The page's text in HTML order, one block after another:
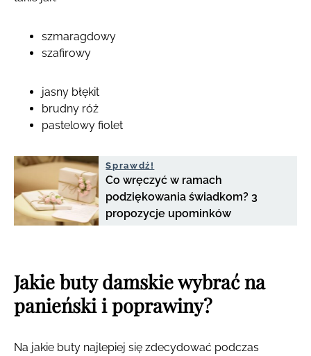
szmaragdowy
szafirowy
jasny błękit
brudny róż
pastelowy fiolet
Sprawdź!
Co wręczyć w ramach
podziękowania świadkom? 3
propozycje upominków
Jakie buty damskie wybrać na
panieński i poprawiny?
Na jakie buty najlepiej się zdecydować podczas